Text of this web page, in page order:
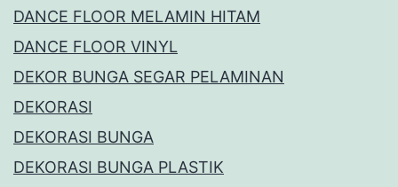
DANCE FLOOR MELAMIN HITAM
DANCE FLOOR VINYL
DEKOR BUNGA SEGAR PELAMINAN
DEKORASI
DEKORASI BUNGA
DEKORASI BUNGA PLASTIK